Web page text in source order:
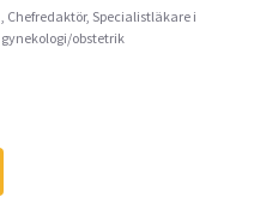
, Chefredaktör, Specialistläkare i
gynekologi/obstetrik